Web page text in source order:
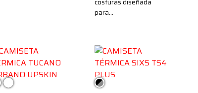
para…
Blanco Negro/Gris